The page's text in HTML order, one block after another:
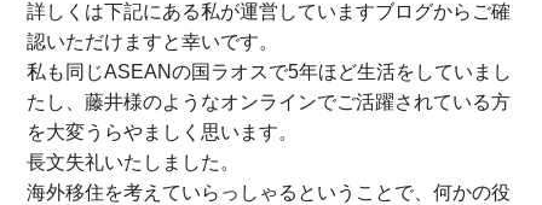
詳しくは下記にある私が運営していますブログからご確
認いただけますと幸いです。
私も同じASEANの国ラオスで5年ほど生活をしていまし
たし、藤井様のようなオンラインでご活躍されている方
を大変うらやましく思います。
長文失礼いたしました。
海外移住を考えていらっしゃるということで、何かの役